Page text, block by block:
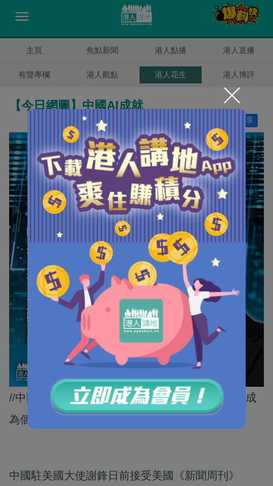
主頁 焦點新聞 港人點播 港人直播
有聲專欄 港人觀點 港人花生 港人博評
【今日網圖】中國AI成就
分享
讚好
//中國主張人工智能普惠向善發展，反對人工智能成
為個別國家、少數富人的遊戲。//
中國駐美國大使謝鋒日前接受美國《新聞周刊》